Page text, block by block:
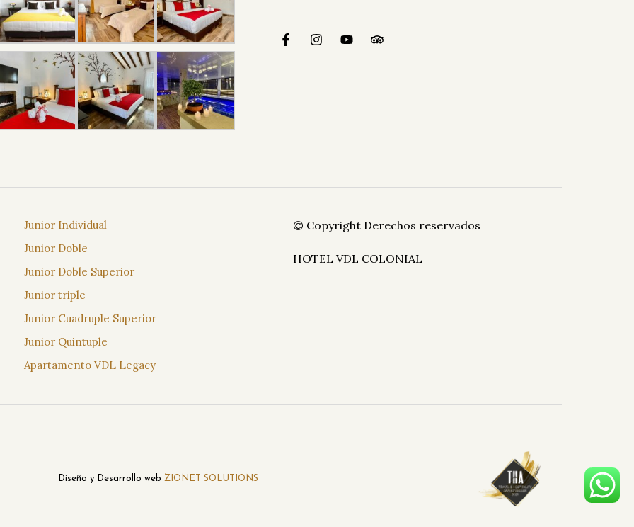
Junior Individual
Junior Doble
Junior Doble Superior
Junior triple
Junior Cuadruple Superior
Junior Quintuple
Apartamento VDL Legacy
© Copyright Derechos reservados
HOTEL VDL COLONIAL
Diseño y Desarrollo webZIONET SOLUTIONS